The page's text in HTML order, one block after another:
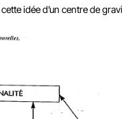
idée d’un centre de